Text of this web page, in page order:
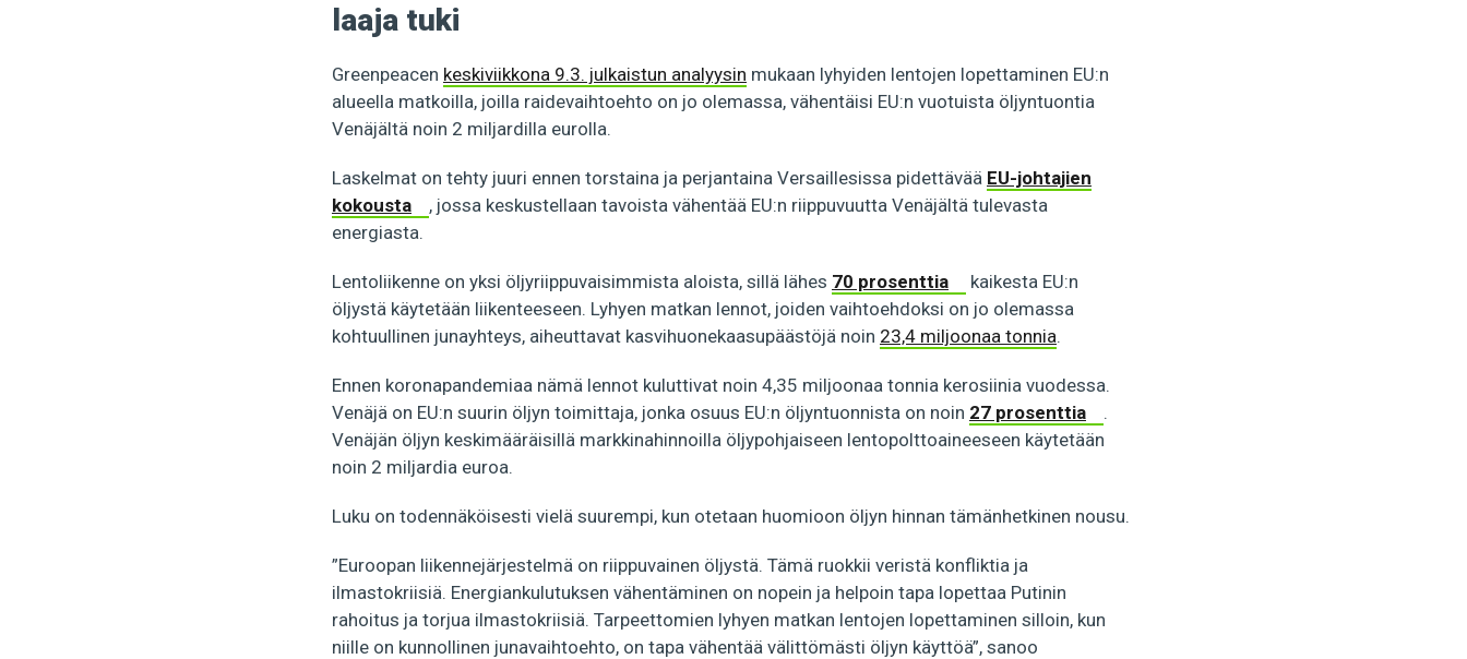
laaja tuki
Greenpeacen keskiviikkona 9.3. julkaistun analyysin mukaan lyhyiden lentojen lopettaminen EU:n
alueella matkoilla, joilla raidevaihtoehto on jo olemassa, vähentäisi EU:n vuotuista öljyntuontia
Venäjältä noin 2 miljardilla eurolla.
Laskelmat on tehty juuri ennen torstaina ja perjantaina Versaillesissa pidettävää EU-johtajien
kokousta
, jossa keskustellaan tavoista vähentää EU:n riippuvuutta Venäjältä tulevasta
energiasta.
Lentoliikenne on yksi öljyriippuvaisimmista aloista, sillä lähes 70 prosenttia
kaikesta EU:n
öljystä käytetään liikenteeseen. Lyhyen matkan lennot, joiden vaihtoehdoksi on jo olemassa
kohtuullinen junayhteys, aiheuttavat kasvihuonekaasupäästöjä noin 23,4 miljoonaa tonnia.
Ennen koronapandemiaa nämä lennot kuluttivat noin 4,35 miljoonaa tonnia kerosiinia vuodessa.
Venäjä on EU:n suurin öljyn toimittaja, jonka osuus EU:n öljyntuonnista on noin 27 prosenttia
.
Venäjän öljyn keskimääräisillä markkinahinnoilla öljypohjaiseen lentopolttoaineeseen käytetään
noin 2 miljardia euroa.
Luku on todennäköisesti vielä suurempi, kun otetaan huomioon öljyn hinnan tämänhetkinen nousu.
”Euroopan liikennejärjestelmä on riippuvainen öljystä. Tämä ruokkii veristä konfliktia ja
ilmastokriisiä. Energiankulutuksen vähentäminen on nopein ja helpoin tapa lopettaa Putinin
rahoitus ja torjua ilmastokriisiä. Tarpeettomien lyhyen matkan lentojen lopettaminen silloin, kun
niille on kunnollinen junavaihtoehto, on tapa vähentää välittömästi öljyn käyttöä”, sanoo